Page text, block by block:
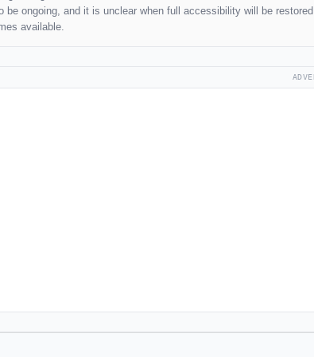
ongoing, and it is unclear when full accessibility will be
available.